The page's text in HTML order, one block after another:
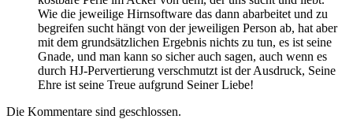
Wie die jeweilige Hirnsoftware das dann abarbeitet und zu
begreifen sucht hängt von der jeweiligen Person ab, hat aber
mit dem grundsätzlichen Ergebnis nichts zu tun, es ist seine
Gnade, und man kann so sicher auch sagen, auch wenn es
durch HJ-Pervertierung verschmutzt ist der Ausdruck, Seine
Ehre ist seine Treue aufgrund Seiner Liebe!
Die Kommentare sind geschlossen.